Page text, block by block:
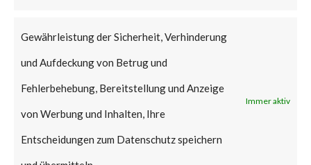
Gewährleistung der Sicherheit, Verhinderung
und Aufdeckung von Betrug und
Fehlerbehebung, Bereitstellung und Anzeige
von Werbung und Inhalten, Ihre
Entscheidungen zum Datenschutz speichern
Immer aktiv
Advisory, The Archer AX21, if
linked to a TP-Link ID, will
automatically receive update
notifications in the web
administration interface and